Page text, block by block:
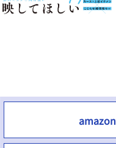
amazon